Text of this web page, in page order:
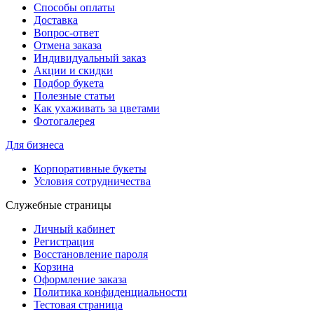
Способы оплаты
Доставка
Вопрос-ответ
Отмена заказа
Индивидуальный заказ
Акции и скидки
Подбор букета
Полезные статьи
Как ухаживать за цветами
Фотогалерея
Для бизнеса
Корпоративные букеты
Условия сотрудничества
Служебные страницы
Личный кабинет
Регистрация
Восстановление пароля
Корзина
Оформление заказа
Политика конфиденциальности
Тестовая страница